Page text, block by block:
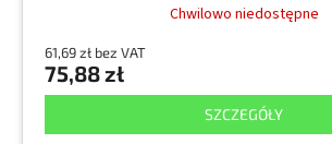
Chwilowo niedostępne
61,69 zł bez VAT
75,88 zł
SZCZEGÓŁY